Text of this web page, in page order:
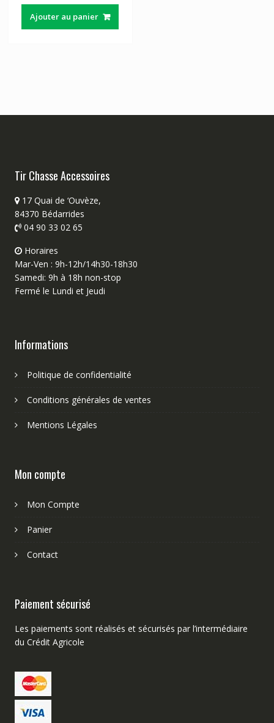
Ajouter au panier
Tir Chasse Accessoires
17 Quai de ‘Ouvèze,
84370 Bédarrides
04 90 33 02 65
Horaires
Mar-Ven : 9h-12h/14h30-18h30
Samedi: 9h à 18h non-stop
Fermé le Lundi et Jeudi
Informations
Politique de confidentialité
Conditions générales de ventes
Mentions Légales
Mon compte
Mon Compte
Panier
Contact
Paiement sécurisé
Les paiements sont réalisés et sécurisés par l’intermédiaire
du Crédit Agricole